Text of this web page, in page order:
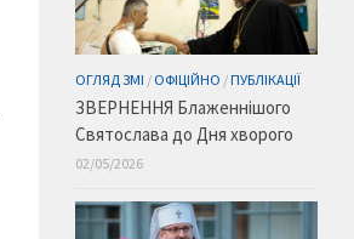
ОГЛЯД ЗМІ / ОФІЦІЙНО /ПУБЛІКАЦІЇ
ЗВЕРНЕННЯ Блаженнішого
Святослава до Дня хворого
02/05/2026